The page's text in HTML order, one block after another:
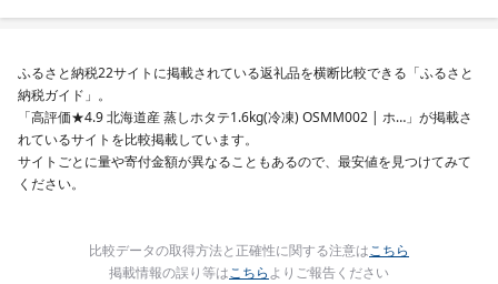
ふるさと納税22サイトに掲載されている返礼品を横断比較できる「ふるさと
納税ガイド」。
「高評価★4.9 北海道産 蒸しホタテ1.6kg(冷凍) OSMM002 | ホ…」が掲載さ
れているサイトを比較掲載しています。
サイトごとに量や寄付金額が異なることもあるので、最安値を見つけてみて
ください。
比較データの取得方法と正確性に関する注意はこちら
掲載情報の誤り等はこちらよりご報告ください